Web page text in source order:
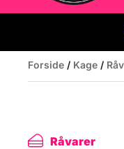
Forside / Kage /
Råvarer